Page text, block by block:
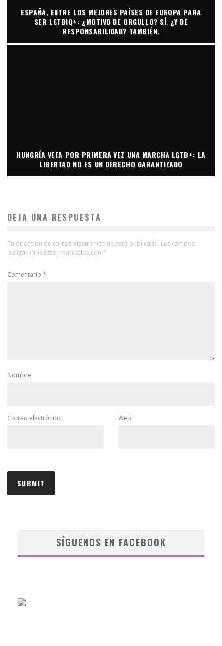
ESPAÑA, ENTRE LOS MEJORES PAÍSES DE EUROPA PARA
SER LGTBIQ+: ¿MOTIVO DE ORGULLO? SÍ. ¿Y DE
RESPONSABILIDAD? TAMBIÉN.
HUNGRÍA VETA POR PRIMERA VEZ UNA MARCHA LGTB+: LA
LIBERTAD NO ES UN DERECHO GARANTIZADO
DEJA UNA RESPUESTA
Tu dirección de correo electrónico no será publicada. Los campos
obligatorios están marcados con *
Comentario *
Nombre
Correo electrónico Web
SÍGUENOS EN FACEBOOK